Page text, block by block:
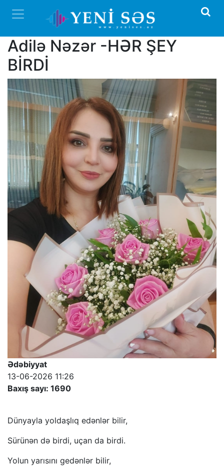
Adilə Nəzər -HƏR ŞEY
BİRDİ
Ədəbiyyat
13-06-2026 11:26
Baxış sayı: 1690
Dünyayla yoldaşlıq edənlər bilir,
Sürünən də birdi, uçan da birdi.
Yolun yarısını gedənlər bilir,